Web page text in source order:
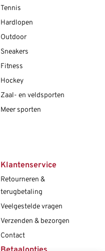
Tennis
Hardlopen
Outdoor
Sneakers
Fitness
Hockey
Zaal- en veldsporten
Meer sporten
Klantenservice
Retourneren &
terugbetaling
Veelgestelde vragen
Verzenden & bezorgen
Contact